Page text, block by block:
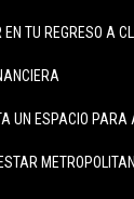
TU REGRESO A
UN ESPACIO PARA